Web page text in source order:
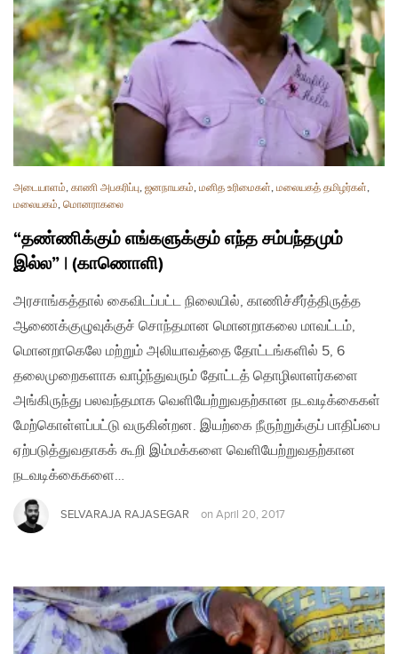
அடையாளம், காணி அபகரிப்பு, ஜனநாயகம், மனித உரிமைகள், மலையகத் தமிழர்கள்,
மலையகம், மொனராகலை
“தண்ணிக்கும் எங்களுக்கும் எந்த சம்பந்தமும்
இல்ல” | (காணொளி)
அரசாங்கத்தால் கைவிடப்பட்ட நிலையில், காணிச்சீர்த்திருத்த
ஆணைக்குழுவுக்குச் சொந்தமான மொனறாகலை மாவட்டம்,
மொனறாகெலே மற்றும் அலியாவத்தை தோட்டங்களில் 5, 6
தலைமுறைகளாக வாழ்ந்துவரும் தோட்டத் தொழிலாளர்களை
அங்கிருந்து பலவந்தமாக வெளியேற்றுவதற்கான நடவடிக்கைகள்
மேற்கொள்ளப்பட்டு வருகின்றன. இயற்கை நீருற்றுக்குப் பாதிப்பை
ஏற்படுத்துவதாகக் கூறி இம்மக்களை வெளியேற்றுவதற்கான
நடவடிக்கைகளை…
SELVARAJA RAJASEGAR on April 20, 2017